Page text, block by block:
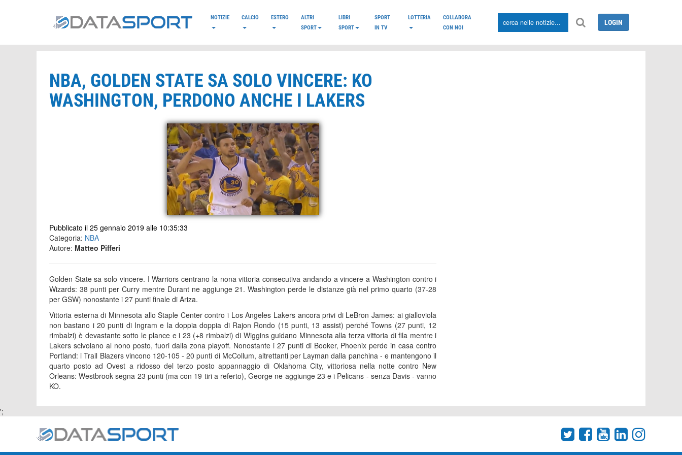
NOTIZIE CALCIO ESTERO
ALTRI
SPORT
LIBRI
SPORT
SPORT
IN TV
LOTTERIA
COLLABORA
CON NOI
LOGIN
NBA, GOLDEN STATE SA SOLO VINCERE: KO
WASHINGTON, PERDONO ANCHE I LAKERS
Pubblicato il 25 gennaio 2019 alle 10:35:33
Categoria: NBA
Autore: Matteo Pifferi
Golden State sa solo vincere. I Warriors centrano la nona vittoria consecutiva andando a vincere a Washington contro i
Wizards: 38 punti per Curry mentre Durant ne aggiunge 21. Washington perde le distanze già nel primo quarto (37-28
per GSW) nonostante i 27 punti finale di Ariza.
Vittoria esterna di Minnesota allo Staple Center contro i Los Angeles Lakers ancora privi di LeBron James: ai gialloviola
non bastano i 20 punti di Ingram e la doppia doppia di Rajon Rondo (15 punti, 13 assist) perché Towns (27 punti, 12
rimbalzi) è devastante sotto le plance e i 23 (+8 rimbalzi) di Wiggins guidano Minnesota alla terza vittoria di fila mentre i
Lakers scivolano al nono posto, fuori dalla zona playoff. Nonostante i 27 punti di Booker, Phoenix perde in casa contro
Portland: i Trail Blazers vincono 120-105 - 20 punti di McCollum, altrettanti per Layman dalla panchina - e mantengono il
quarto posto ad Ovest a ridosso del terzo posto appannaggio di Oklahoma City, vittoriosa nella notte contro New
Orleans: Westbrook segna 23 punti (ma con 19 tiri a referto), George ne aggiunge 23 e i Pelicans - senza Davis - vanno
KO.
';